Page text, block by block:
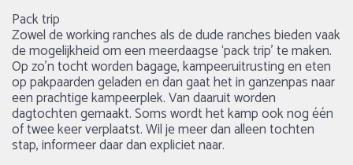
Pack trip
Zowel de working ranches als de dude ranches bieden vaak
de mogelijkheid om een meerdaagse ‘pack trip’ te maken.
Op zo’n tocht worden bagage, kampeeruitrusting en eten
op pakpaarden geladen en dan gaat het in ganzenpas naar
een prachtige kampeerplek. Van daaruit worden
dagtochten gemaakt. Soms wordt het kamp ook nog één
of twee keer verplaatst. Wil je meer dan alleen tochten
stap, informeer daar dan expliciet naar.